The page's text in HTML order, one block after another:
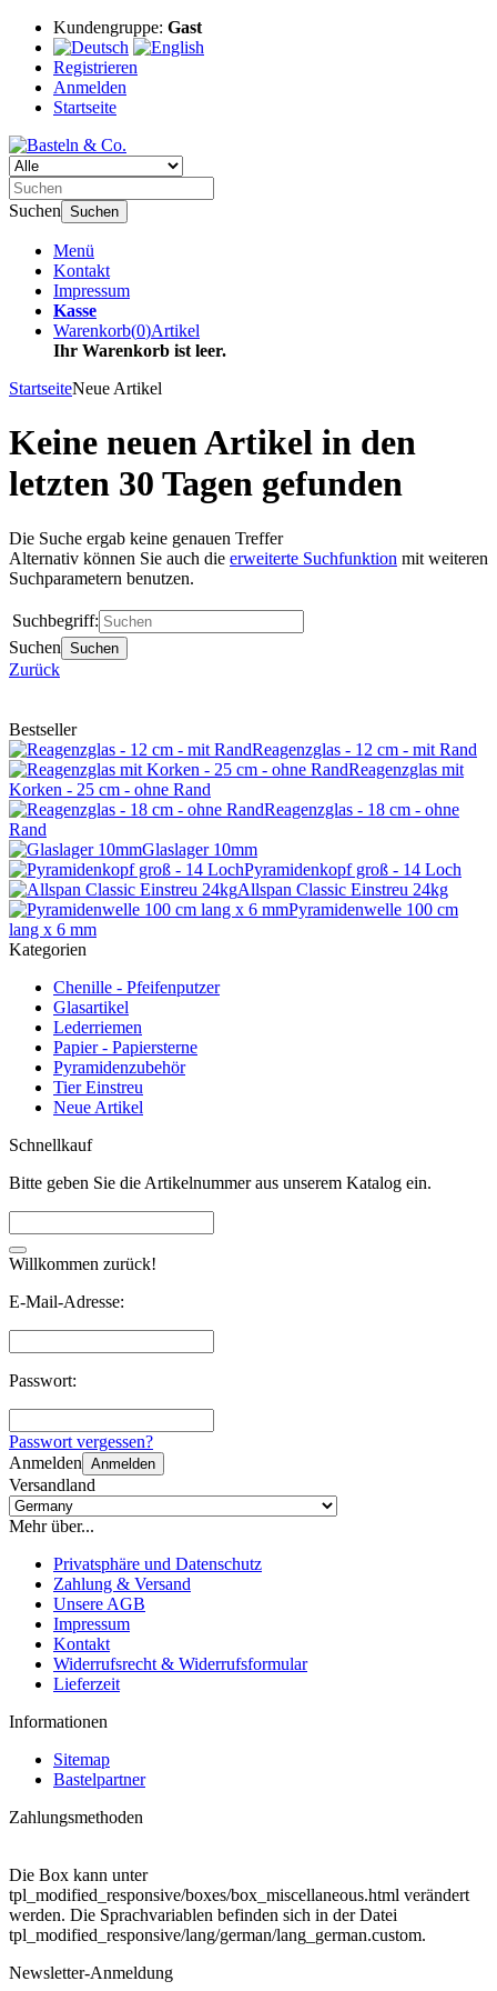
Kundengruppe: Gast
Registrieren
Anmelden
Startseite
Suchen Suchen
Menü
Kontakt
Impressum
Kasse
Warenkorb(0)Artikel
Ihr Warenkorb ist leer.
StartseiteNeue Artikel
Keine neuen Artikel in den
letzten 30 Tagen gefunden
Die Suche ergab keine genauen Treffer
Alternativ können Sie auch die erweiterte Suchfunktion mit weiteren
Suchparametern benutzen.
Suchbegriff:
Suchen Suchen
Zurück
Bestseller
Reagenzglas - 12 cm - mit Rand
Reagenzglas mit
Korken - 25 cm - ohne Rand
Reagenzglas - 18 cm - ohne
Rand
Glaslager 10mm
Pyramidenkopf groß - 14 Loch
Allspan Classic Einstreu 24kg
Pyramidenwelle 100 cm
lang x 6 mm
Kategorien
Chenille - Pfeifenputzer
Glasartikel
Lederriemen
Papier - Papiersterne
Pyramidenzubehör
Tier Einstreu
Neue Artikel
Schnellkauf
Bitte geben Sie die Artikelnummer aus unserem Katalog ein.
Willkommen zurück!
E-Mail-Adresse:
Passwort:
Passwort vergessen?
Anmelden Anmelden
Versandland
Mehr über...
Privatsphäre und Datenschutz
Zahlung & Versand
Unsere AGB
Impressum
Kontakt
Widerrufsrecht & Widerrufsformular
Lieferzeit
Informationen
Sitemap
Bastelpartner
Zahlungsmethoden
Die Box kann unter
tpl_modified_responsive/boxes/box_miscellaneous.html verändert
werden. Die Sprachvariablen befinden sich in der Datei
tpl_modified_responsive/lang/german/lang_german.custom.
Newsletter-Anmeldung